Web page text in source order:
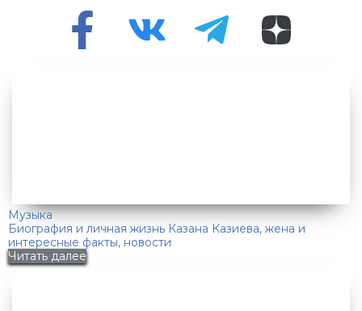
Музыка
Биография и личная жизнь Казана Казиева, жена и
интересные факты, новости
Читать далее